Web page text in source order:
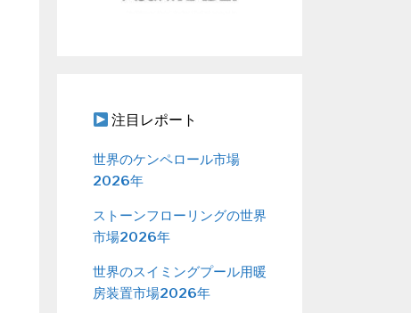
注目レポート
世界のケンペロール市場
2026年
ストーンフローリングの世界
市場2026年
世界のスイミングプール用暖
房装置市場2026年